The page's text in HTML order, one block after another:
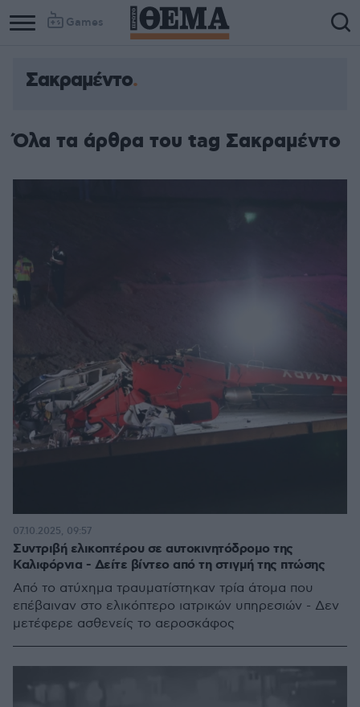
Games
Σακραμέντο
Όλα τα άρθρα του tag Σακραμέντο
Συντριβή ελικοπτέρου σε αυτοκινητόδρομο της
Καλιφόρνια - Δείτε βίντεο από τη στιγμή της πτώσης
Από το ατύχημα τραυματίστηκαν τρία άτομα που
επέβαιναν στο ελικόπτερο ιατρικών υπηρεσιών - Δεν
μετέφερε ασθενείς το αεροσκάφος
07.10.2025, 09:57